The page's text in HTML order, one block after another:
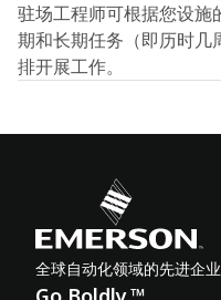
驻场工程师可根据您设施
期和长期任务（即历时几
排开展工作。
全球自动化领域的先进企